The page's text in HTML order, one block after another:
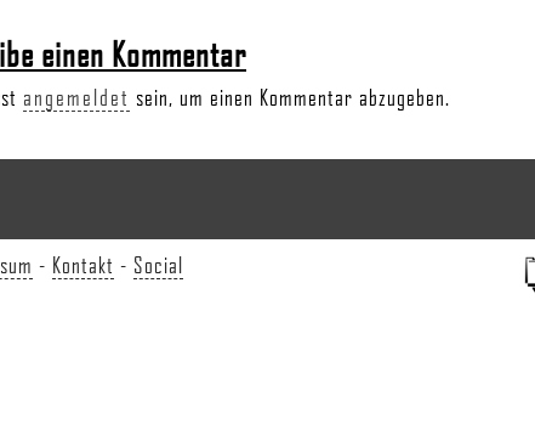
einen Kommentar
angemeldet sein, um einen Kommentar abzugeben.
- Kontakt - Social